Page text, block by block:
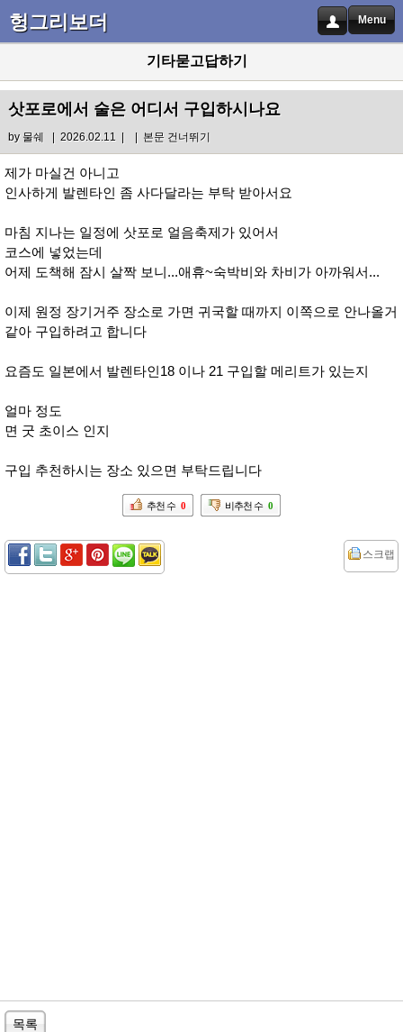
헝그리보더 Menu
기타묻고답하기
삿포로에서 술은 어디서 구입하시나요
by 물쉐 | 2026.02.11 | | 본문 건너뛰기
제가 마실건 아니고
인사하게 발렌타인 좀 사다달라는 부탁 받아서요
마침 지나는 일정에 삿포로 얼음축제가 있어서
코스에 넣었는데
어제 도책해 잠시 살짝 보니...애휴~숙박비와 차비가 아까워서...
이제 원정 장기거주 장소로 가면 귀국할 때까지 이쪽으로 안나올거
같아 구입하려고 합니다
요즘도 일본에서 발렌타인18 이나 21 구입할 메리트가 있는지
얼마 정도
면 굿 초이스 인지
구입 추천하시는 장소 있으면 부탁드립니다
추천 수 0 비추천 수 0
스크랩
목록